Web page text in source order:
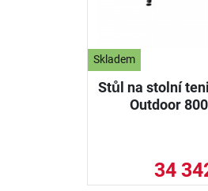
Skladem
Stůl na stolní
Outdoor
34